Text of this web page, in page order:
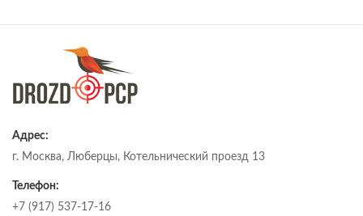
Адрес:
г. Москва, Люберцы, Котельнический проезд 13
Телефон:
+7 (917) 537-17-16